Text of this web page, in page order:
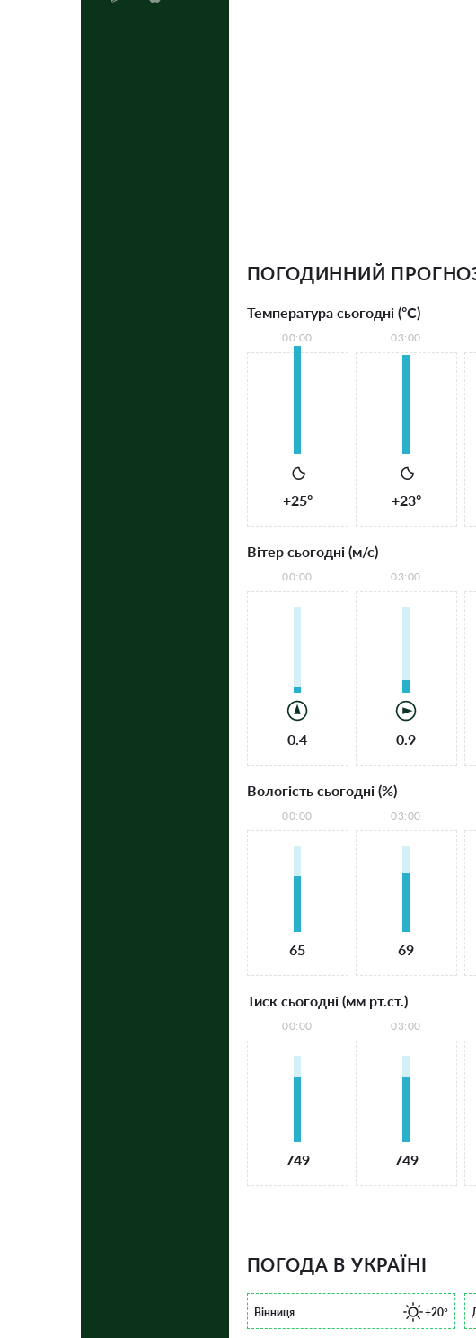
ПОГОДИННИЙ
Температура сьогодні (°С)
00:00
+25°
03:00
+23°
Вітер сьогодні (м/с)
00:00
0.4
03:00
0.9
Вологість сьогодні (%)
00:00
65
03:00
69
Тиск сьогодні (мм рт.ст.)
00:00
749
03:00
749
ПОГОДА В УКРАЇНІ
Вінниця +20°